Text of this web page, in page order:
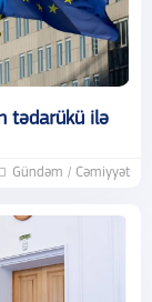
tədarükü ilə
Gündəm / Cəmiyyət